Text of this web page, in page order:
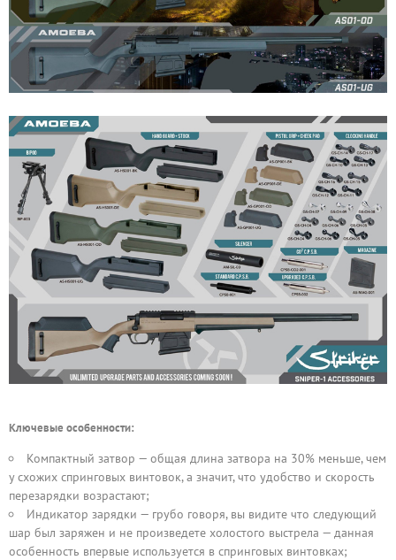
Ключевые особенности:
Компактный затвор — общая длина затвора на 30% меньше, чем
у схожих спринговых винтовок, а значит, что удобство и скорость
перезарядки возрастают;
Индикатор зарядки — грубо говоря, вы видите что следующий
шар был заряжен и не произведете холостого выстрела — данная
особенность впервые используется в спринговых винтовках;